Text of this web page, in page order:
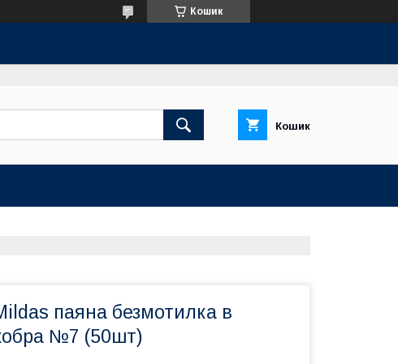
Кошик
Кошик
паяна безмотилка в
№7 (50шт)